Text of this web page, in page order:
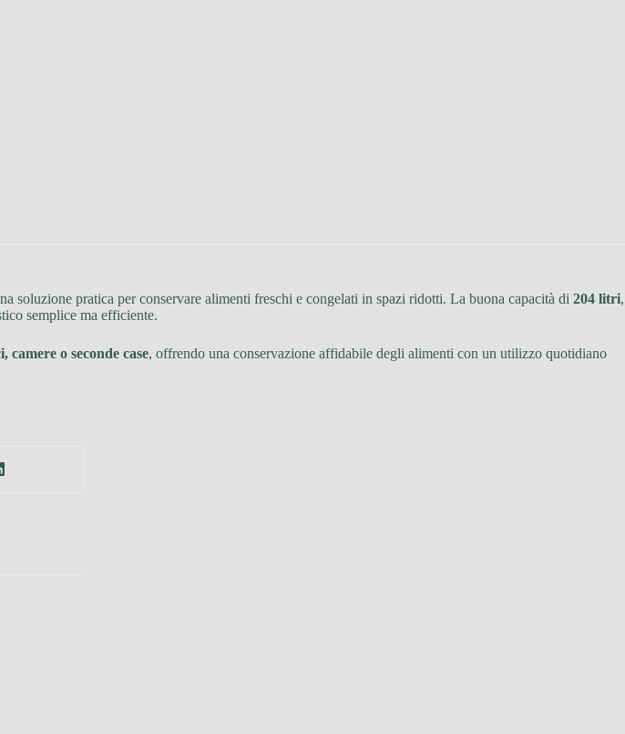
soluzione pratica per conservare alimenti freschi e congelati in spazi ridotti. La buona capacità di 204 litri,
semplice ma efficiente.
camere o seconde case, offrendo una conservazione affidabile degli alimenti con un utilizzo quotidiano